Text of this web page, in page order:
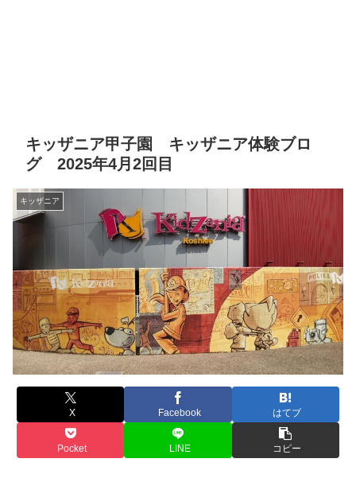
キッザニア甲子園 キッザニア体験ブロ
グ 2025年4月2回目
キッザニア
X Facebook はてブ
Pocket LINE コピー